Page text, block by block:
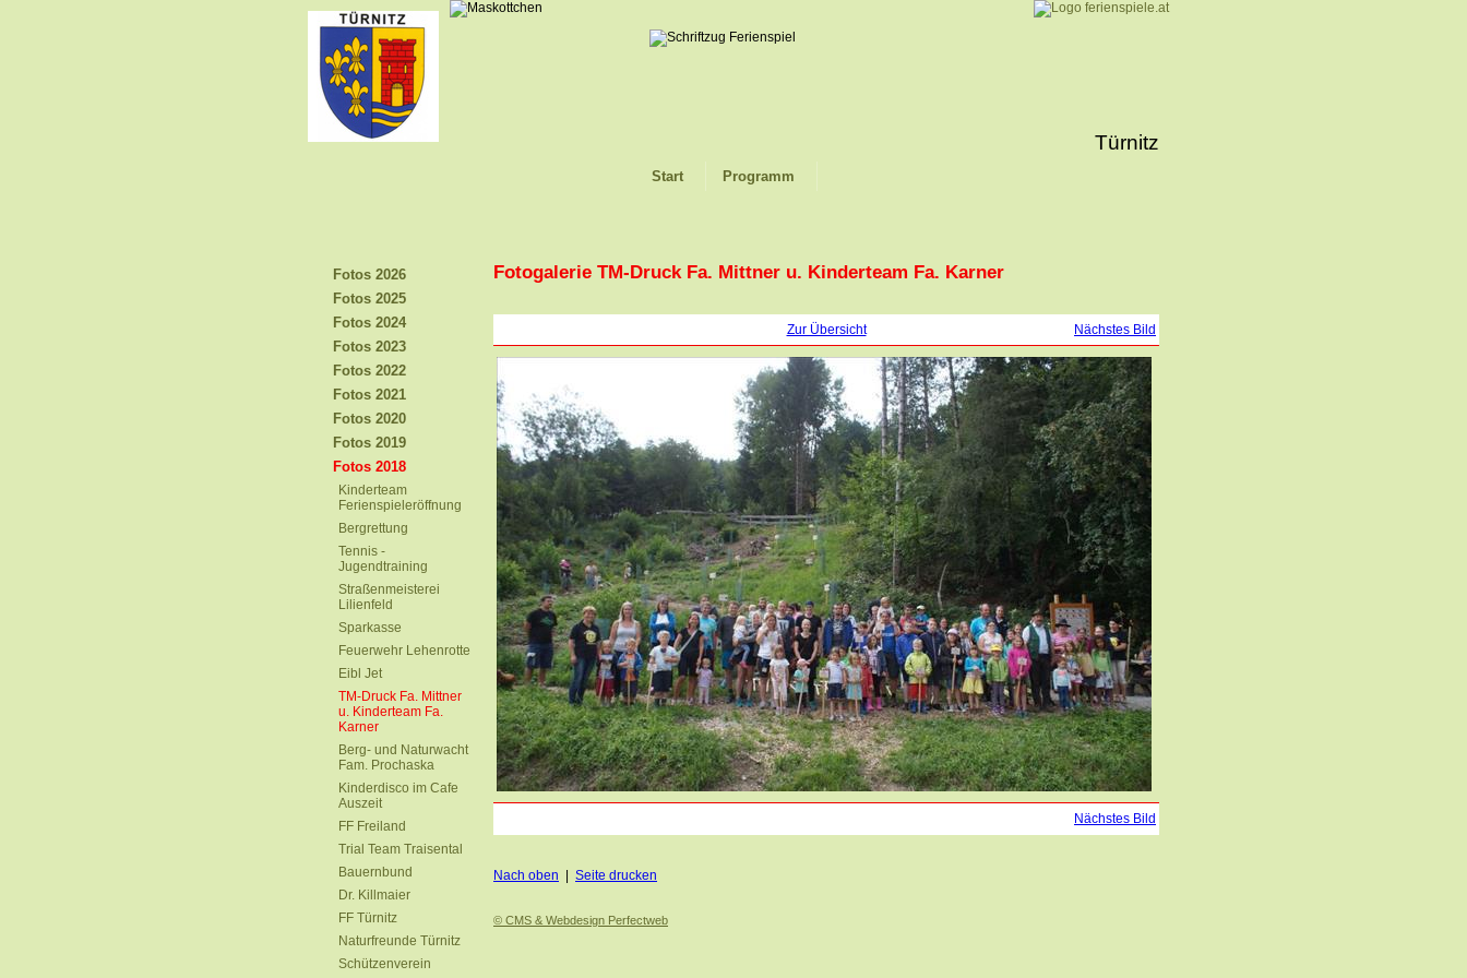
Türnitz
Start Programm
Fotos 2026
Fotos 2025
Fotos 2024
Fotos 2023
Fotos 2022
Fotos 2021
Fotos 2020
Fotos 2019
Fotos 2018
Kinderteam
Ferienspieleröffnung
Bergrettung
Tennis -
Jugendtraining
Straßenmeisterei
Lilienfeld
Sparkasse
Feuerwehr Lehenrotte
Eibl Jet
TM-Druck Fa. Mittner
u. Kinderteam Fa.
Karner
Berg- und Naturwacht
Fam. Prochaska
Kinderdisco im Cafe
Auszeit
FF Freiland
Trial Team Traisental
Bauernbund
Dr. Killmaier
FF Türnitz
Naturfreunde Türnitz
Schützenverein
Fotogalerie TM-Druck Fa. Mittner u. Kinderteam Fa. Karner
Zur Übersicht Nächstes Bild
Nächstes Bild
Nach oben | Seite drucken
© CMS & Webdesign Perfectweb